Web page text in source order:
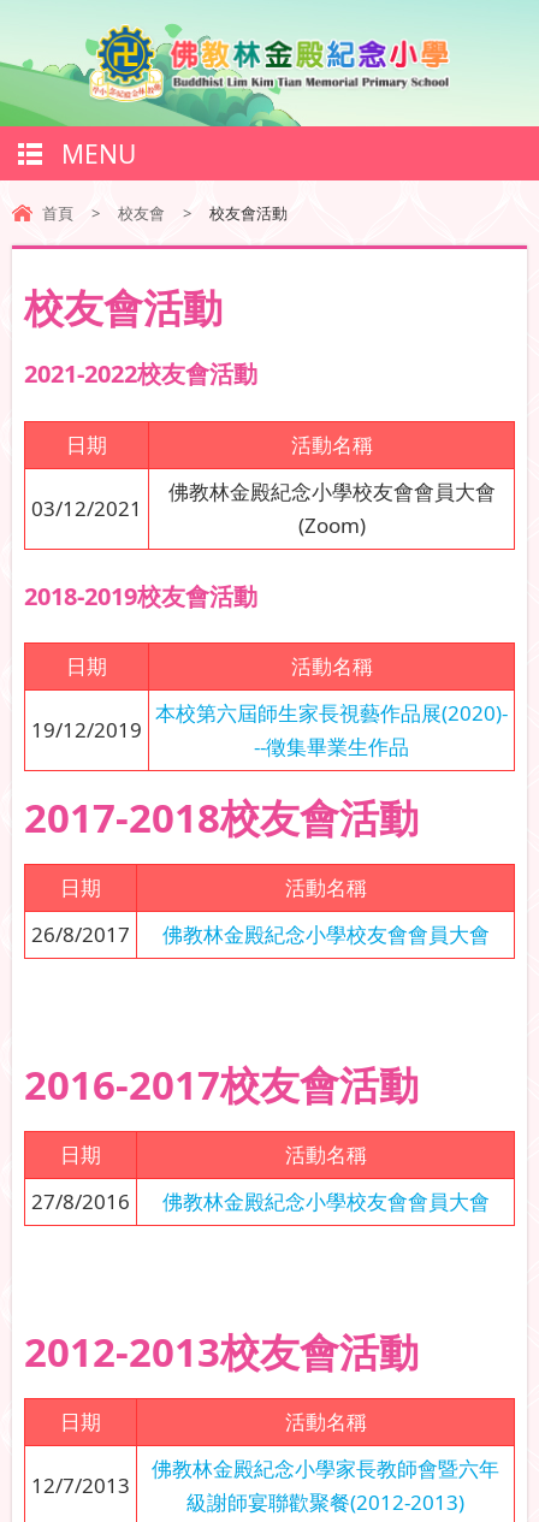
MENU
首頁 > 校友會 > 校友會活動
校友會活動
2021-2022校友會活動
日期 活動名稱
03/12/2021
佛教林金殿紀念小學校友會會員大會
(Zoom)
2018-2019校友會活動
日期 活動名稱
19/12/2019
本校第六屆師生家長視藝作品展(2020)-
--徵集畢業生作品
2017-2018校友會活動
日期
活動名稱
26/8/2017
佛教林金殿紀念小學校友會會員大會
2016-2017校友會活動
日期
活動名稱
27/8/2016
佛教林金殿紀念小學校友會會員大會
2012-2013校友會活動
日期 活動名稱
12/7/2013
佛教林金殿紀念小學家長教師會暨六年
級謝師宴聯歡聚餐(2012-2013)